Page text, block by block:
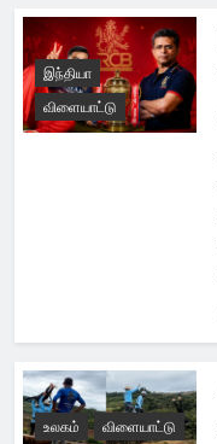
இந்தியா
விளையாட்டு
உலகம்
விளையாட்டு